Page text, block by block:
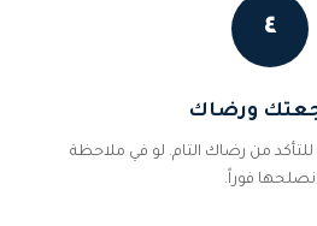
٤
ورضاك
من رضاك التام. لو في ملاحظة
نصلحها فوراً.